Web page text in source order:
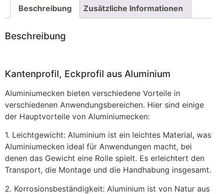
Beschreibung Zusätzliche Informationen
Beschreibung
Kantenprofil, Eckprofil aus Aluminium
Aluminiumecken bieten verschiedene Vorteile in
verschiedenen Anwendungsbereichen. Hier sind einige
der Hauptvorteile von Aluminiumecken:
1. Leichtgewicht: Aluminium ist ein leichtes Material, was
Aluminiumecken ideal für Anwendungen macht, bei
denen das Gewicht eine Rolle spielt. Es erleichtert den
Transport, die Montage und die Handhabung insgesamt.
2. Korrosionsbeständigkeit: Aluminium ist von Natur aus